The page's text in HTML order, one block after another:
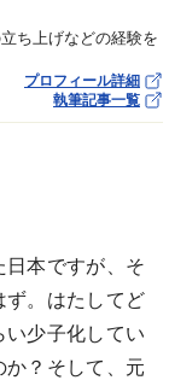
ち上げなどの経験を
プロフィール詳細
執筆記事一覧
本ですが、そ
ず。はたしてど
少子化してい
？そして、元